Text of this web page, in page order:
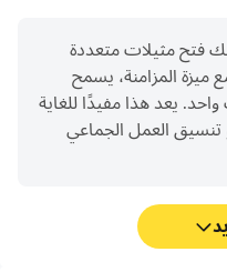
فتح مثيلات متعددة
المزامنة، يسمح
يعد هذا مفيدًا للغاية
تنسيق العمل الجماعي